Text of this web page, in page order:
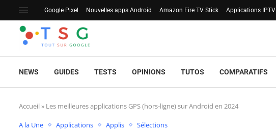
Google Pixel Nouvelles apps Android Amazon Fire TV Stick Applications IPTV
NEWS GUIDES TESTS OPINIONS TUTOS COMPARATIFS
Accueil » Les meilleures applications GPS (hors-ligne) sur Android en 2024
A la Une Applications Applis Sélections